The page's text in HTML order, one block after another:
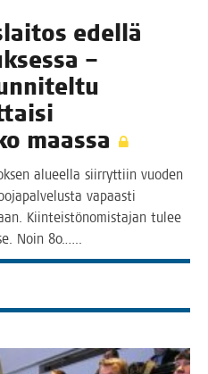
edel­lä
–
maassa
alu­eel­la siir­ryt­tiin vuo­den
vapaas­ti
Kiin­teis­tö­no­mis­ta­jan tulee
Noin 80.…..